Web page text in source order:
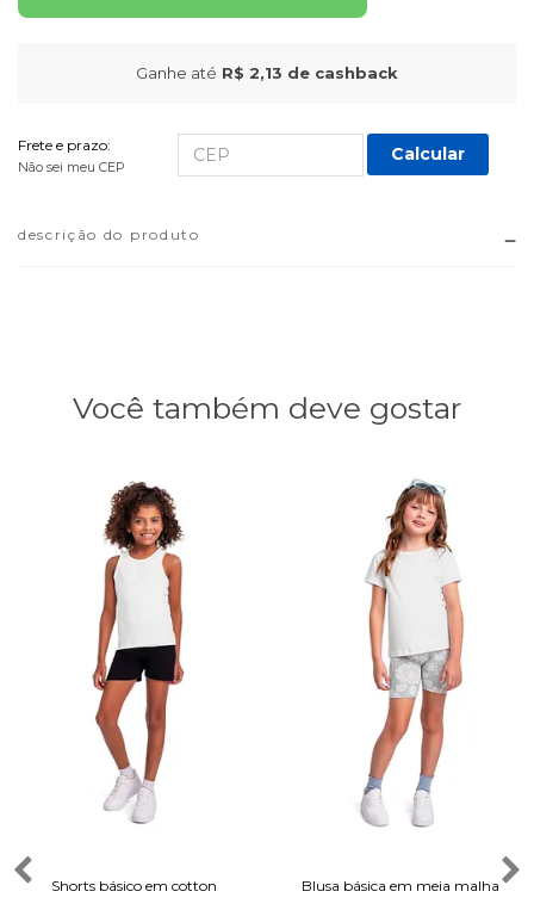
Ganhe até R$ 2,13 de cashback
Frete e prazo:
Não sei meu CEP
Calcular
descrição do produto
Você também deve gostar
Shorts básico em cotton Blusa básica em meia malha